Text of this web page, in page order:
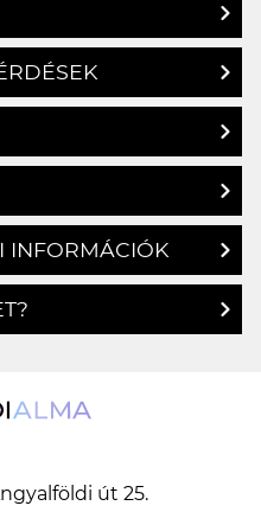
INFORMÁCIÓK